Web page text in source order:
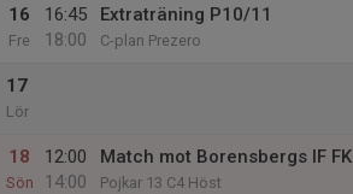
16
Fre
16:45
18:00
Extraträning P10/11
C-plan Prezero
17
Lör
18
Sön
12:00
14:00
Match mot Borensbergs IF FK
Pojkar 13 C4 Höst